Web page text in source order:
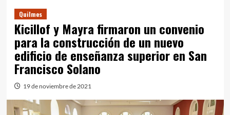
Quilmes
Kicillof y Mayra firmaron un convenio
para la construcción de un nuevo
edificio de enseñanza superior en San
Francisco Solano
19 de noviembre de 2021